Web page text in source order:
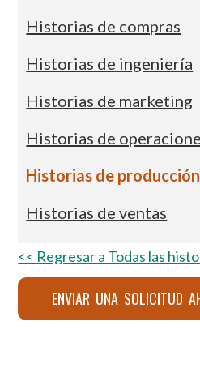
Historias de compras
Historias de ingeniería
Historias de marketing
Historias de
Historias de producción
Historias de ventas
<< Regresar a Todas las
ENVIAR UNA SOLICITUD